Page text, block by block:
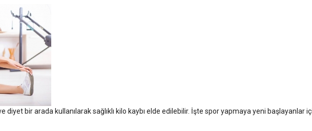
diyet bir arada kullanılarak sağlıklı kilo kaybı elde edilebilir. İşte spor yapmaya yeni başlayanlar